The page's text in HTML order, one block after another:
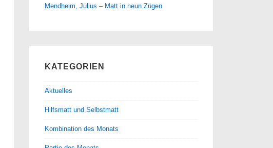
Mendheim, Julius – Matt in neun Zügen
KATEGORIEN
Aktuelles
Hilfsmatt und Selbstmatt
Kombination des Monats